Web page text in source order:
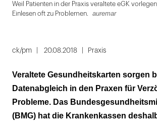
Weil Patienten in der Praxis veraltete eGK
Einlesen oft zu Problemen.
auremar
1
2
ck/pm 20.08.2018 Praxis
Veraltete Gesundheitskarten sorgen
Datenabgleich in den Praxen für
Probleme. Das
(BMG) hat die Krankenkassen